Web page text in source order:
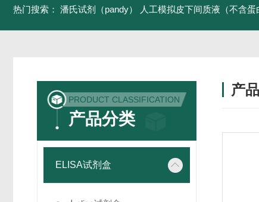
热门搜索： 潘氏试剂（pandy） 人工模拟皮下间质液（不含蛋
PRODUCT CLASSIFICATION
产品分类
ELISA试剂盒
产